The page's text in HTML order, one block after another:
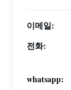
이메일:
전화:
whatsapp: